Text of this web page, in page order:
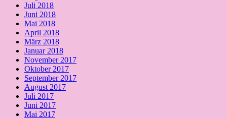
Juli 2018
Juni 2018
Mai 2018
April 2018
März 2018
Januar 2018
November 2017
Oktober 2017
September 2017
August 2017
Juli 2017
Juni 2017
Mai 2017